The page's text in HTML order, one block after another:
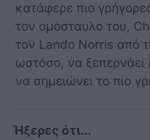
κατάφερε πιο
τον ομόσταυλο του,
τον Lando Norris από
ωστόσο, να ξεπερνάει
να σημειώνει το πιο
Ήξερες ότι...